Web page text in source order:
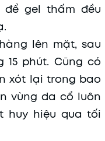
để gel thấm đều
lên mặt, sau
phút. Cũng có
xót lại trong bao
vùng da cổ luôn
huy hiệu qua tối